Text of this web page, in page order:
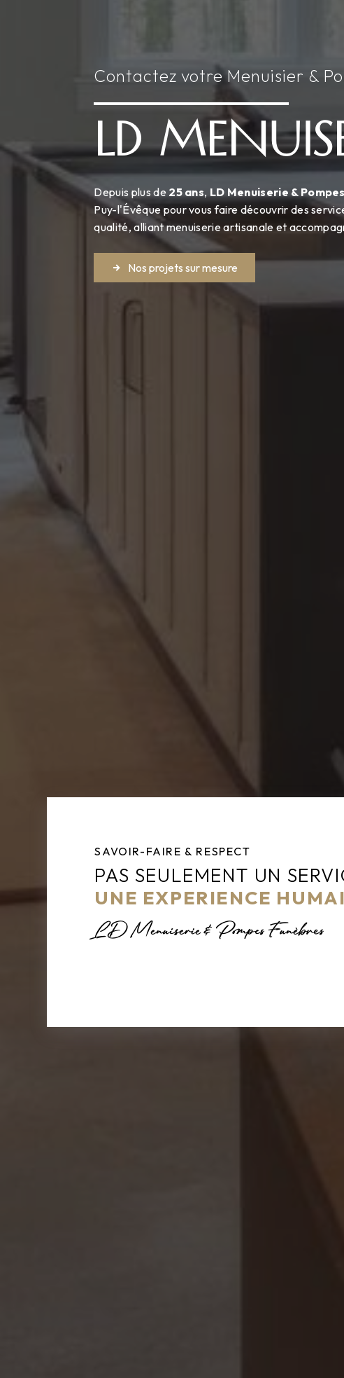
Contactez votre Menuisier &
LD
Depuis plus de 25 ans, LD Menuiserie &
Puy-l'Évêque pour vous faire découvrir des
qualité, alliant menuiserie artisanale et
Nos projets sur mesure
SAVOIR-FAIRE & RESPECT
PAS SEULEMENT UN
UNE EXPERIENCE
LD Menuiserie & Pompes Funèbres